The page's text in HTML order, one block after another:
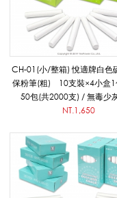
箱
_
色
CH-01(小/整箱) 悅適牌白色
保粉筆(粗) 10支裝×4小盒1
50包(共2000支) / 無毒少
NT.1,650